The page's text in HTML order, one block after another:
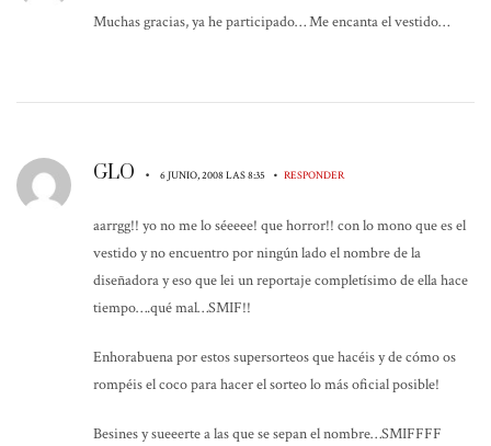
Muchas gracias, ya he participado… Me encanta el vestido…
GLO • 6 JUNIO, 2008 LAS 8:35 • RESPONDER
aarrgg!! yo no me lo séeeee! que horror!! con lo mono que es el
vestido y no encuentro por ningún lado el nombre de la
diseñadora y eso que lei un reportaje completísimo de ella hace
tiempo….qué mal…SMIF!!
Enhorabuena por estos supersorteos que hacéis y de cómo os
rompéis el coco para hacer el sorteo lo más oficial posible!
Besines y sueeerte a las que se sepan el nombre…SMIFFFF